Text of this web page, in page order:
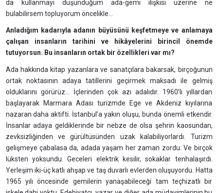
da kullanmayı düşündüğüm ada-gemi ilişkisi üzerine ne
bulabilirsem topluyorum öncelikle...
Anladığım kadarıyla adanın büyüsünü keşfetmeye ve anlamaya
çalışan insanların tarihini ve hikâyelerini birincil önemde
tutuyorsun. Bu insanların ortak bir özellikleri var mı?
Ada hakkında kitap yazanlara ve sanatçılara bakarsak, birçoğunun
ortak noktasının adaya tatillerini geçirmek maksadı ile gelmiş
olduklarını görürüz... İçlerinden çok azı adalıdır. 1960’lı yıllardan
başlayarak Marmara Adası turizmde Ege ve Akdeniz kıyılarına
nazaran daha aktifti. İstanbul’a yakın oluşu, bunda önemli etkendir.
İnsanlar adaya geldiklerinde bir nebze de olsa şehrin kaosundan,
zevksizliğinden ve gürültüsünden uzak kalabiliyorlardı. Turizm
gelişmeye çabalasa da, adada yaşam her zaman zordu. Ve birçok
lüksten yoksundu. Geceleri elektrik kesilir, sokaklar tenhalaşırdı.
Yerleşim iki-üç katlı ahşap ve taş duvarlı evlerden oluşuyordu. Hatta
1965 yılı öncesinde gemilerin yanaşabileceği tam teçhizatlı bir